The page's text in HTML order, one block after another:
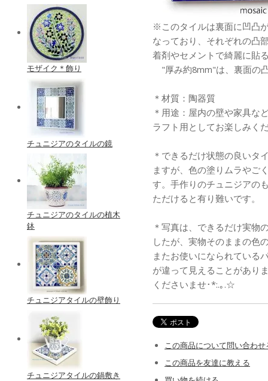
※このタイルは裏面に凹凸
なっており、それぞれの凸
着剤やセメントで綺麗に貼
"厚み約8mm"は、裏面の
＊材質：陶器質
＊用途：屋内の壁や家具な
ラフト用としてお楽しみく
＊できるだけ状態の良いタ
ますが、色の塗りムラやご
す。手作りのチュニジアの
ただけると有り難いです。
＊写真は、できるだけ実物
したが、実物そのままの色
またお使いになられている
が違って見えることがあり
くださいませ･*:.｡.☆
この商品について問い合わせ
この商品を友達に教える
モザイク＊飾り
チュニジアのタイルの鏡
チュニジアのタイルの植木
鉢
チュニジアタイルの壁飾り
チュニジアタイルの鍋敷き